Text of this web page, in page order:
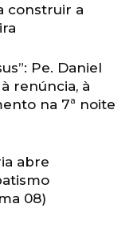
construir a
Pe. Daniel
renúncia, à
na 7ª noite
abre
08)